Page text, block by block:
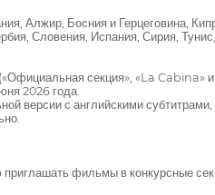
Босния и Герцеговина, Кипр,
Словения, Испания, Сирия,
секция», «La
2026 года.
версии с английскими
приглашать фильмы в